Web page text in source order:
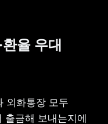
율 우대
외화통장 모두
출금해 보내는지에